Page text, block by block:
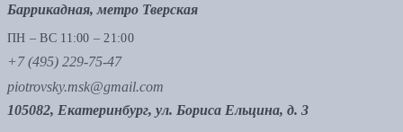
Баррикадная, метро Тверская
ПН – ВС 11:00 – 21:00
+7 (495) 229-75-47
piotrovsky.msk@gmail.com
105082, Екатеринбург, ул. Бориса Ельцина, д. 3